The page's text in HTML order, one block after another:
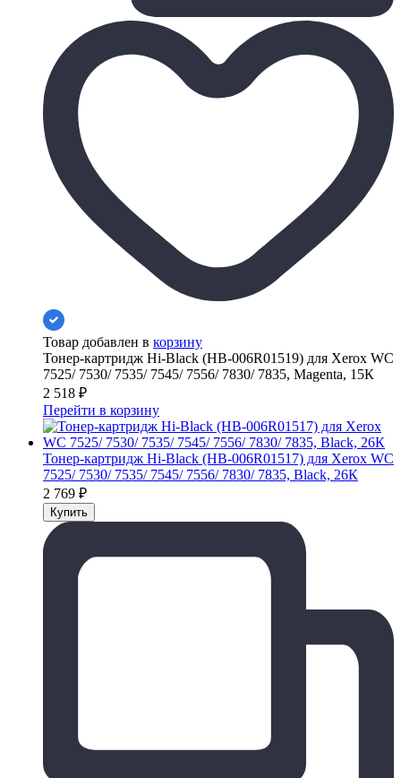
Товар добавлен в корзину
Тонер-картридж Hi-Black (HB-006R01519) для Xerox WC
7525/ 7530/ 7535/ 7545/ 7556/ 7830/ 7835, Magenta, 15К
2 518 ₽
Перейти в корзину
Тонер-картридж Hi-Black (HB-006R01517) для Xerox WC
7525/ 7530/ 7535/ 7545/ 7556/ 7830/ 7835, Black, 26К
2 769 ₽